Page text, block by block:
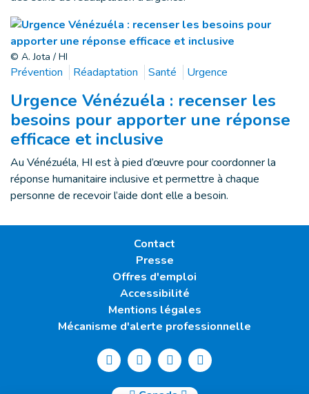
© A. Jota / HI
Prévention Réadaptation Santé Urgence
Urgence Vénézuéla : recenser les
besoins pour apporter une réponse
efficace et inclusive
Au Vénézuéla, HI est à pied d’œuvre pour coordonner la
réponse humanitaire inclusive et permettre à chaque
personne de recevoir l’aide dont elle a besoin.
Contact
Presse
Offres d'emploi
Accessibilité
Mentions légales
Mécanisme d'alerte professionnelle